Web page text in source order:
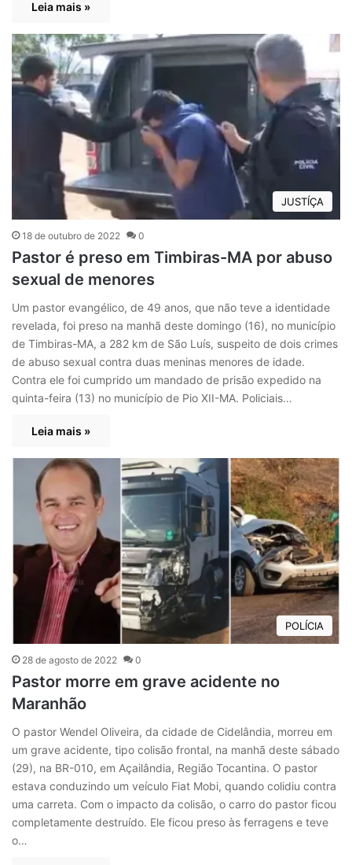
Leia mais »
JUSTÍÇA
18 de outubro de 2022 0
Pastor é preso em Timbiras-MA por abuso
sexual de menores
Um pastor evangélico, de 49 anos, que não teve a identidade
revelada, foi preso na manhã deste domingo (16), no município
de Timbiras-MA, a 282 km de São Luís, suspeito de dois crimes
de abuso sexual contra duas meninas menores de idade.
Contra ele foi cumprido um mandado de prisão expedido na
quinta-feira (13) no município de Pio XII-MA. Policiais…
Leia mais »
POLÍCIA
28 de agosto de 2022 0
Pastor morre em grave acidente no
Maranhão
O pastor Wendel Oliveira, da cidade de Cidelândia, morreu em
um grave acidente, tipo colisão frontal, na manhã deste sábado
(29), na BR-010, em Açailândia, Região Tocantina. O pastor
estava conduzindo um veículo Fiat Mobi, quando colidiu contra
uma carreta. Com o impacto da colisão, o carro do pastor ficou
completamente destruído. Ele ficou preso às ferragens e teve
o…